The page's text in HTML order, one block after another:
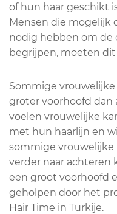
of hun haar geschikt
Mensen die mogelijk
nodig hebben om de
begrijpen, moeten
Sommige
groter voorhoofd dan
voelen vrouwelijke
met hun haarlijn en
sommige vrouwelijke
verder naar achteren
een groot voorhoofd
geholpen door het
Hair Time in Turkije.